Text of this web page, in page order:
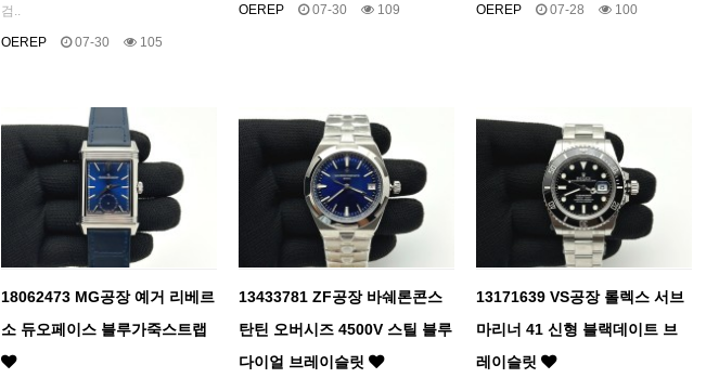
검..
OEREP 07-30 105
OEREP 07-30 109 OEREP 07-28 100
18062473 MG공장 예거 리베르
소 듀오페이스 블루가죽스트랩
13433781 ZF공장 바쉐론콘스
탄틴 오버시즈 4500V 스틸 블루
다이얼 브레이슬릿
13171639 VS공장 롤렉스 서브
마리너 41 신형 블랙데이트 브
레이슬릿